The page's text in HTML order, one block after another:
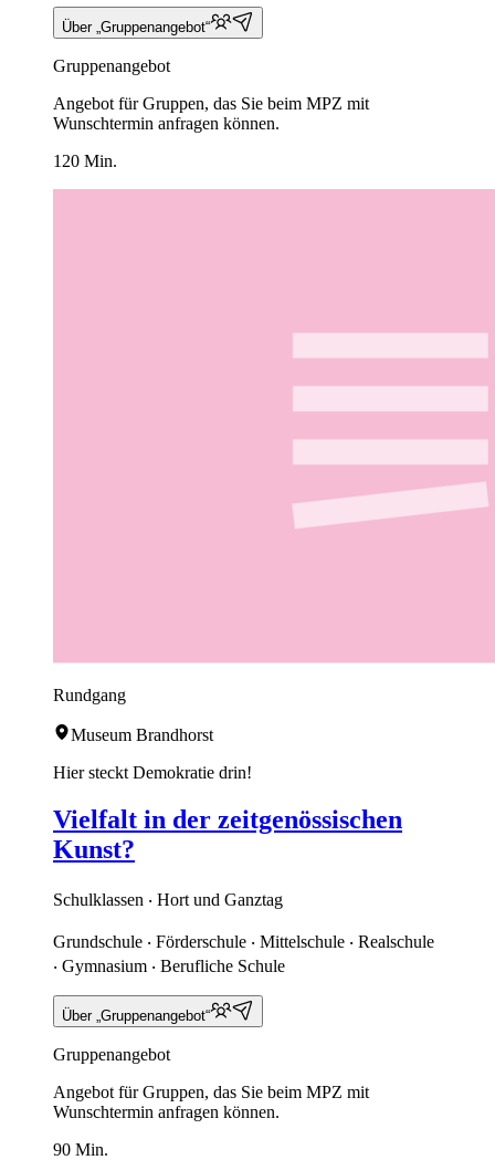
Über „Gruppenangebot“
Gruppenangebot
Angebot für Gruppen, das Sie beim MPZ mit
Wunschtermin anfragen können.
120 Min.
Rundgang
Museum Brandhorst
Hier steckt Demokratie drin!
Vielfalt in der zeitgenössischen
Kunst?
Schulklassen ‧ Hort und Ganztag
Grundschule ‧ Förderschule ‧ Mittelschule ‧ Realschule
‧ Gymnasium ‧ Berufliche Schule
Über „Gruppenangebot“
Gruppenangebot
Angebot für Gruppen, das Sie beim MPZ mit
Wunschtermin anfragen können.
90 Min.